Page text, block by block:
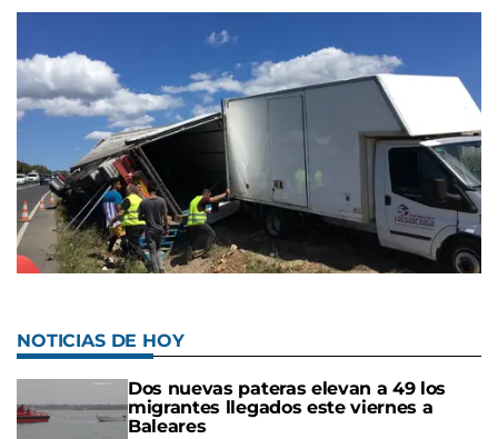
NOTICIAS DE HOY
Dos nuevas pateras elevan a 49 los
migrantes llegados este viernes a
Baleares